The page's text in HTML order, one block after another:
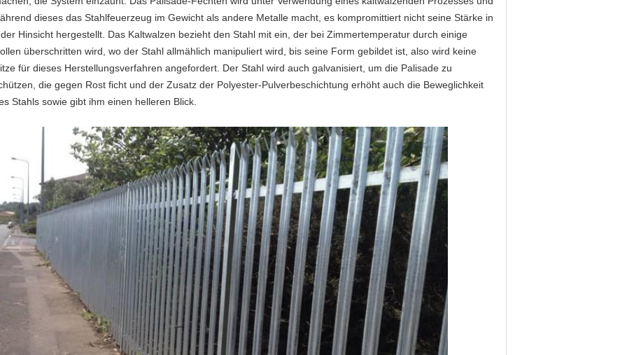
dieses das Stahlfeuerzeug im Gewicht als andere Metalle macht, es kompromittiert nicht seine Stärke in
Hinsicht hergestellt. Das Kaltwalzen bezieht den Stahl mit ein, der bei Zimmertemperatur durch einige
überschritten wird, wo der Stahl allmählich manipuliert wird, bis seine Form gebildet ist, also wird keine
für dieses Herstellungsverfahren angefordert. Der Stahl wird auch galvanisiert, um die Palisade zu
die gegen Rost ficht und der Zusatz der Polyester-Pulverbeschichtung erhöht auch die Beweglichkeit
Stahls sowie gibt ihm einen helleren Blick.